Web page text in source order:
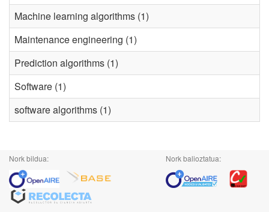
Machine learning algorithms (1)
Maintenance engineering (1)
Prediction algorithms (1)
Software (1)
software algorithms (1)
Nork bildua: Nork balioztatua: